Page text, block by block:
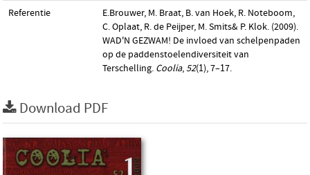
Referentie
E.Brouwer, M. Braat, B. van Hoek, R. Noteboom,
C. Oplaat, R. de Peijper, M. Smits& P. Klok. (2009).
WAD'N GEZWAM! De invloed van schelpenpaden
op de paddenstoelendiversiteit van
Terschelling. Coolia,52(1), 7–17.
Download PDF